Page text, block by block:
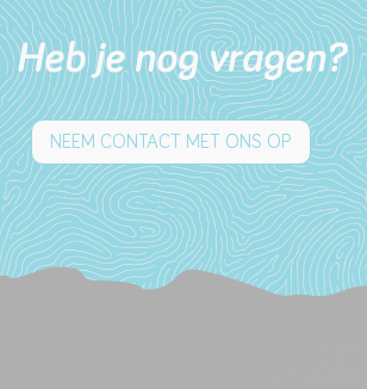
Heb je nog vragen?
NEEM CONTACT MET ONS OP